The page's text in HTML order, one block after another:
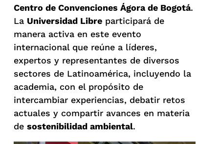
Centro de Convenciones Ágora de Bogotá.
La Universidad Libre participará de
manera activa en este evento
internacional que reúne a líderes,
expertos y representantes de diversos
sectores de Latinoamérica, incluyendo la
academia, con el propósito de
intercambiar experiencias, debatir retos
actuales y compartir avances en materia
de sostenibilidad ambiental.